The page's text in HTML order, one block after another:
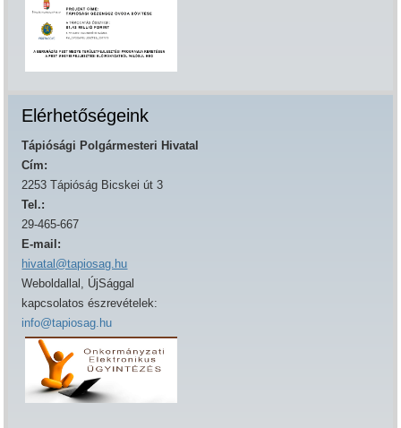
Elérhetőségeink
Tápiósági Polgármesteri Hivatal
Cím:
2253 Tápióság Bicskei út 3
Tel.:
29-465-667
E-mail:
hivatal@tapiosag.hu
Weboldallal, ÚjSággal
kapcsolatos észrevételek:
info@tapiosag.hu